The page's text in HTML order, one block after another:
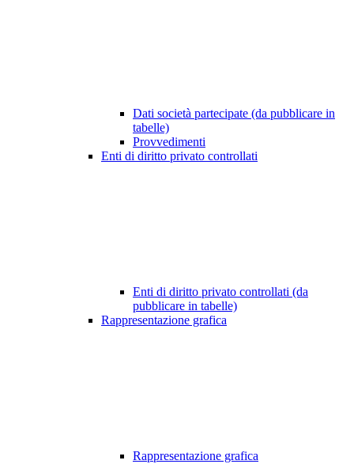
Dati società partecipate (da pubblicare in
tabelle)
Provvedimenti
Enti di diritto privato controllati
Enti di diritto privato controllati (da
pubblicare in tabelle)
Rappresentazione grafica
Rappresentazione grafica